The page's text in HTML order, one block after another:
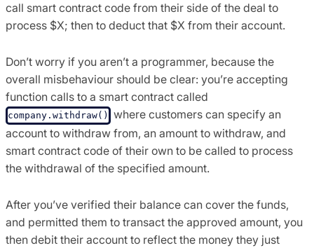
call smart contract code from their side of the deal to
process $X; then to deduct that $X from their account.
Don’t worry if you aren’t a programmer, because the
overall misbehaviour should be clear: you’re accepting
function calls to a smart contract called
company.withdraw()
where customers can specify an
account to withdraw from, an amount to withdraw, and
smart contract code of their own to be called to process
the withdrawal of the specified amount.
After you’ve verified their balance can cover the funds,
and permitted them to transact the approved amount, you
then debit their account to reflect the money they just